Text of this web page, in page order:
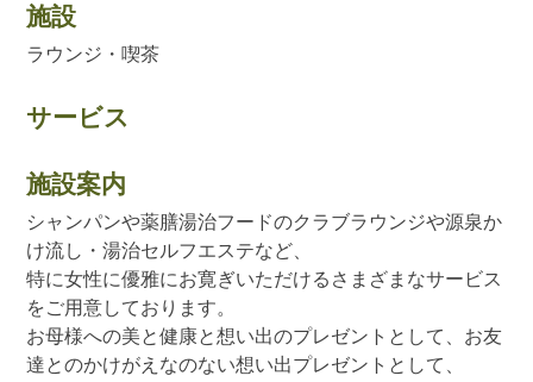
施設
ラウンジ・喫茶
サービス
施設案内
シャンパンや薬膳湯治フードのクラブラウンジや源泉か
け流し・湯治セルフエステなど、
特に女性に優雅にお寛ぎいただけるさまざまなサービス
をご用意しております。
お母様への美と健康と想い出のプレゼントとして、お友
達とのかけがえなのない想い出プレゼントとして、